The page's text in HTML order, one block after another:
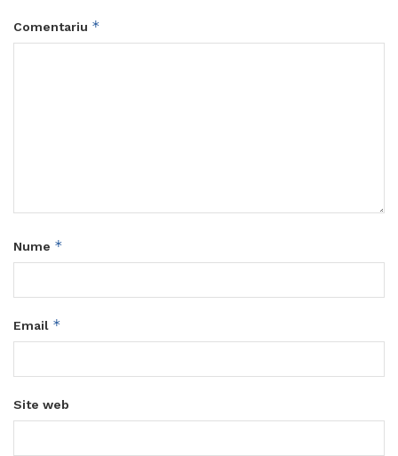
Comentariu *
Nume *
Email *
Site web